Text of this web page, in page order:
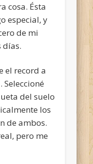
cosa. Ésta
especial, y
de mi
días.
el record a
del suelo
los
de ambos.
pero me